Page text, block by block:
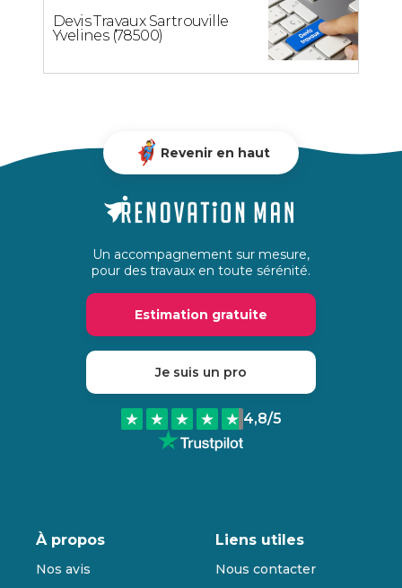
Devis Travaux Sartrouville
Yvelines (78500)
Revenir en haut
Un accompagnement sur mesure,
pour des travaux en toute sérénité.
Estimation gratuite
Je suis un pro
4,8/5
À propos
Nos avis
Liens utiles
Nous contacter